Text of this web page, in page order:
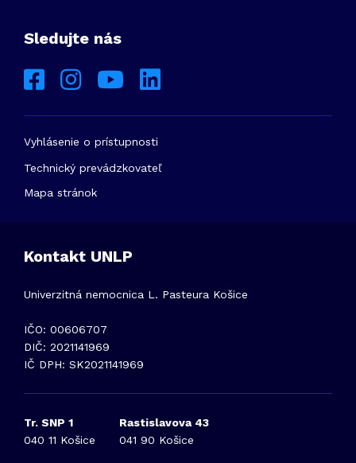
Sledujte nás
Vyhlásenie o prístupnosti
Technický prevádzkovateľ
Mapa stránok
Kontakt UNLP
Univerzitná nemocnica L. Pasteura Košice
IČO: 00606707
DIČ: 2021141969
IČ DPH: SK2021141969
Tr. SNP 1
040 11 Košice
Rastislavova 43
041 90 Košice